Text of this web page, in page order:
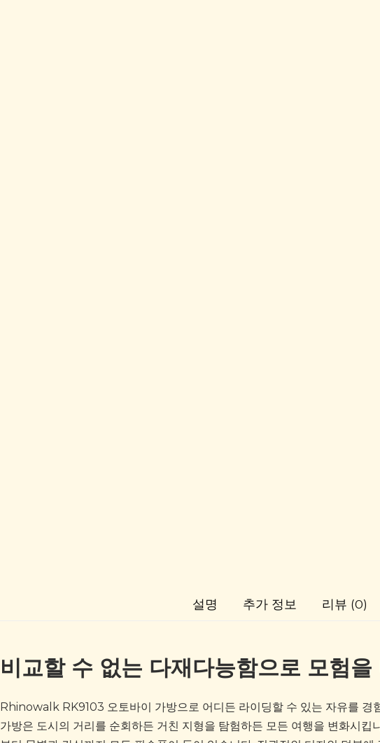
설명 추가 정보 리뷰 (0)
비교할 수 없는 다재다능함으로 모험
Rhinowalk RK9103 오토바이 가방으로 어디든 라이딩할 수 있는 자유를 경
가방은 도시의 거리를 순회하든 거친 지형을 탐험하든 모든 여행을 변화시킵